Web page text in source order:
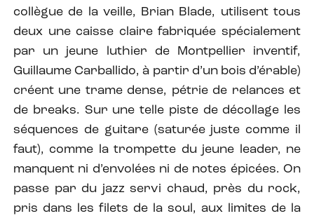
collègue de la veille, Brian Blade, utilisent tous
deux une caisse claire fabriquée spécialement
par un jeune luthier de Montpellier inventif,
Guillaume Carballido, à partir d’un bois d’érable)
créent une trame dense, pétrie de relances et
de breaks. Sur une telle piste de décollage les
séquences de guitare (saturée juste comme il
faut), comme la trompette du jeune leader, ne
manquent ni d’envolées ni de notes épicées. On
passe par du jazz servi chaud, près du rock,
pris dans les filets de la soul, aux limites de la